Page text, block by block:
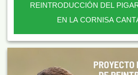
REINTRODUCCIÓN DEL
EN LA CORNISA